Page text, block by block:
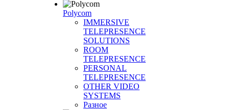
Polycom
IMMERSIVE
TELEPRESENCE
SOLUTIONS
ROOM
TELEPRESENCE
PERSONAL
TELEPRESENCE
OTHER VIDEO
SYSTEMS
Разное